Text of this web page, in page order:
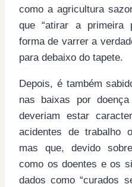
como a agricultura
que “atirar a primeira
forma de varrer a
para debaixo do tapete.
Depois, é também
nas baixas por
deveriam estar
acidentes de trabalho
mas que, devido
como os doentes e os
dados como “curados